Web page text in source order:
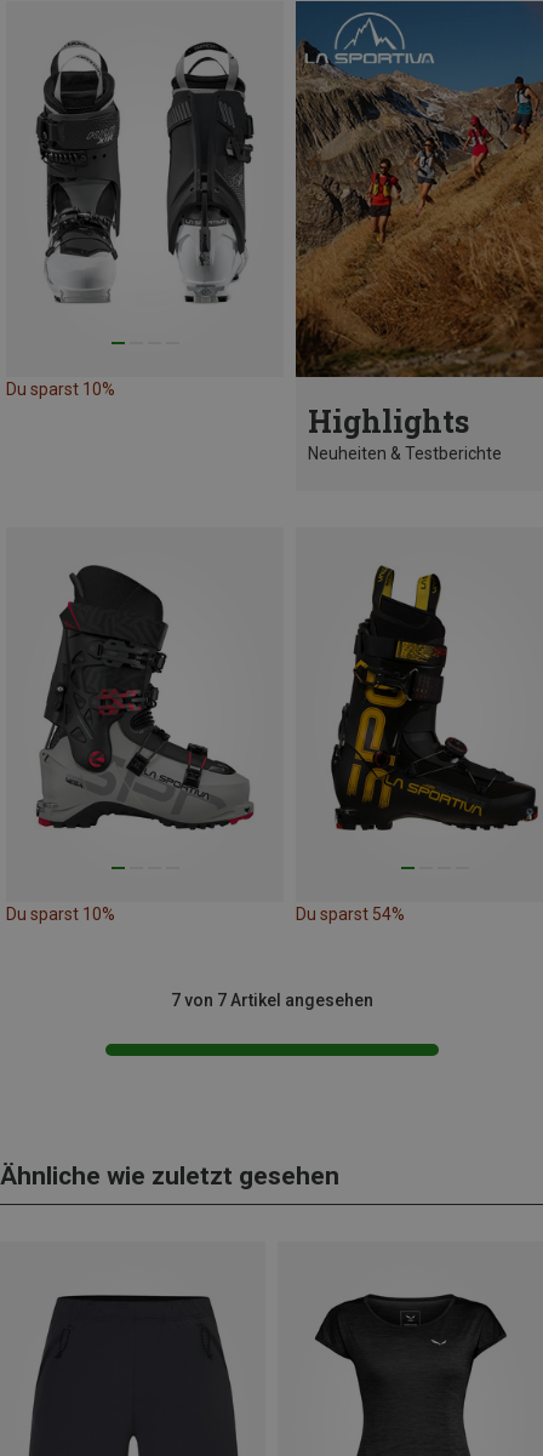
Du sparst 10%
Highlights
Neuheiten & Testberichte
Du sparst 10% Du sparst 54%
7 von 7 Artikel angesehen
Ähnliche wie zuletzt gesehen